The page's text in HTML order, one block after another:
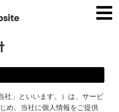
社」といいます。）は、サービ
め、当社に個人情報をご提供